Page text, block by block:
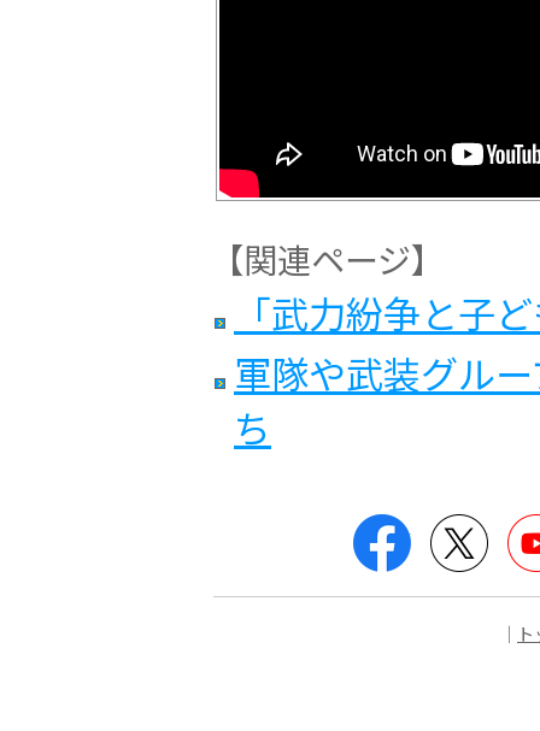
【関連ページ】
「武力紛争と子
軍隊や武装グル
ち
Facebook
｜